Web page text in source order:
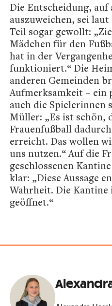
Die Entscheidung, auf
auszuweichen, sei
Teil sogar gewollt:
Mädchen für den
hat in der
funktioniert.“ Die
anderen Gemeinden
Aufmerksamkeit – ein
auch die Spielerinnen
Müller: „Es ist schön,
Frauenfußball
erreicht. Das wollen
uns nutzen.“ Auf die
geschlossenen
klar: „Diese Aussage
Wahrheit. Die Kantine
geöffnet.“